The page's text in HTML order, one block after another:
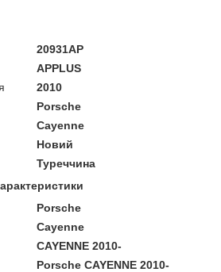
20931AP
APPLUS
2010
Porsche
Cayenne
Новий
Туреччина
Porsche
Cayenne
CAYENNE 2010-
Porsche CAYENNE 2010-